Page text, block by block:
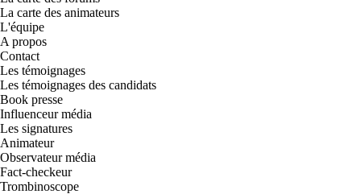
La carte des animateurs
L'équipe
A propos
Contact
Les témoignages
Les témoignages des candidats
Book presse
Influenceur média
Les signatures
Animateur
Observateur média
Fact-checkeur
Trombinoscope